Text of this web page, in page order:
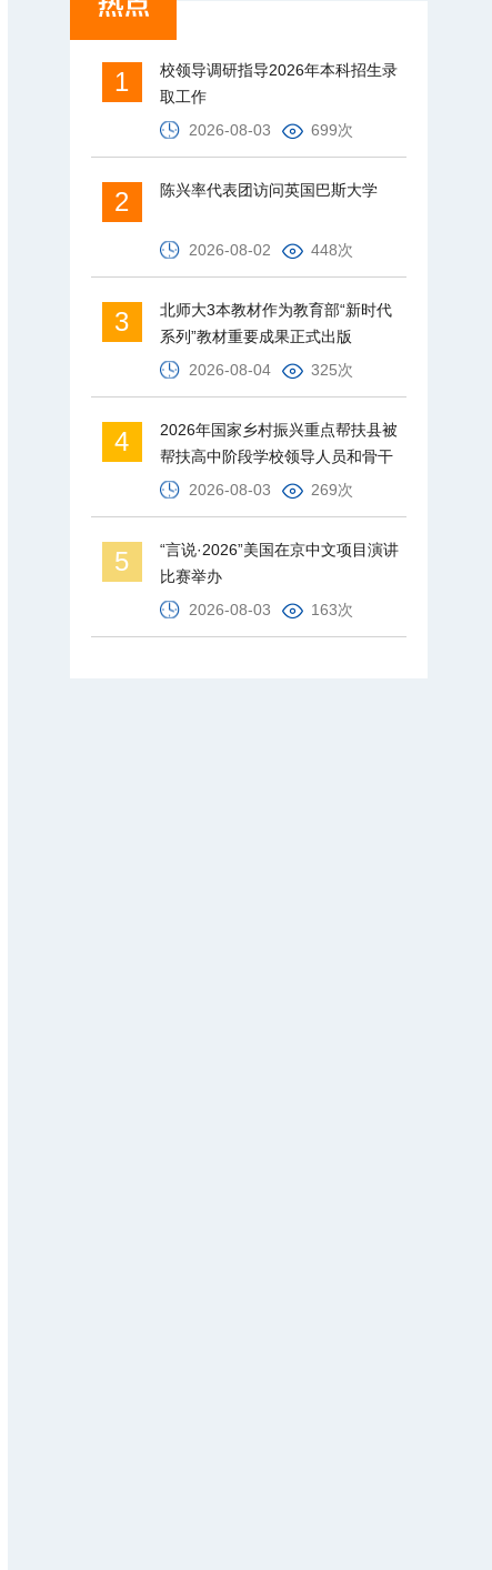
1
校领导调研指导2026年本科招生录
取工作
2026-08-03
699次
2 陈兴率代表团访问英国巴斯大学
2026-08-02 448次
3
北师大3本教材作为教育部“新时代
系列”教材重要成果正式出版
2026-08-04
325次
4
2026年国家乡村振兴重点帮扶县被
帮扶高中阶段学校领导人员和骨干
教师培训班在北京师范大学举办
2026-08-03 269次
5
“言说·2026”美国在京中文项目演讲
比赛举办
2026-08-03
163次